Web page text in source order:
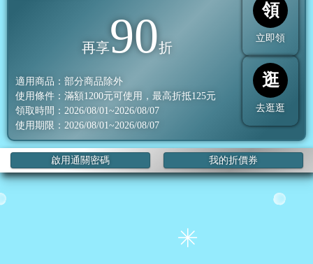
再享90折
適用商品：部分商品除外
使用條件：滿額1200元可使用，最高折抵125元
領取時間：2026/08/01~2026/08/07
使用期限：2026/08/01~2026/08/07
領
立即領
逛
去逛逛
啟用通關密碼 我的折價券